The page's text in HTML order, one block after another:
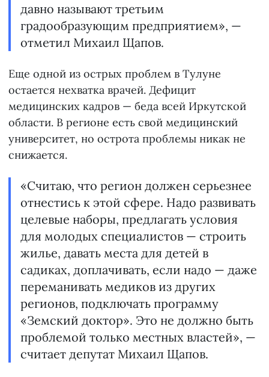
давно называют третьим
градообразующим предприятием», —
отметил Михаил Щапов.
Еще одной из острых проблем в Тулуне
остается нехватка врачей. Дефицит
медицинских кадров — беда всей Иркутской
области. В регионе есть свой медицинский
университет, но острота проблемы никак не
снижается.
«Считаю, что регион должен серьезнее
отнестись к этой сфере. Надо развивать
целевые наборы, предлагать условия
для молодых специалистов — строить
жилье, давать места для детей в
садиках, доплачивать, если надо — даже
переманивать медиков из других
регионов, подключать программу
«Земский доктор». Это не должно быть
проблемой только местных властей», —
считает депутат Михаил Щапов.